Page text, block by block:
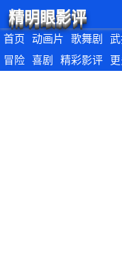
首页 动画片 歌舞剧
冒险
喜剧 精彩影评
精明眼影评